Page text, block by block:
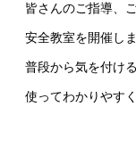
皆さんのご指導、
安全教室を開催しま
普段から気を付け
使ってわかりやす